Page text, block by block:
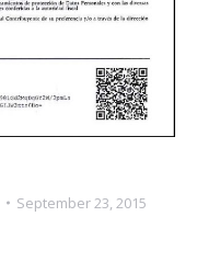
September 23, 2015